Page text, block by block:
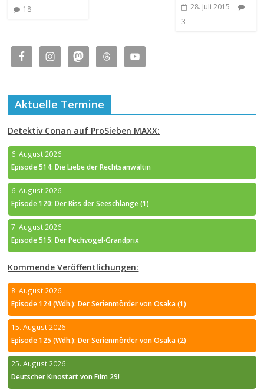
18
28. Juli 2015
3
Aktuelle Termine
Detektiv Conan auf ProSieben MAXX:
6. August 2026
Episode 514: Die Liebe der Rechtsanwältin
6. August 2026
Episode 120: Der Biss der Seeschlange (1)
7. August 2026
Episode 515: Der Pechvogel-Grandprix
Kommende Veröffentlichungen:
8. August 2026
Episode 124 (Wdh.): Der Serienmörder von Osaka (1)
15. August 2026
Episode 125 (Wdh.): Der Serienmörder von Osaka (2)
25. August 2026
Deutscher Kinostart von Film 29!